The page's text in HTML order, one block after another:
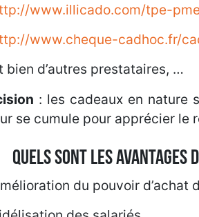
www.illicado.com/tpe-
www.cheque-cadhoc.fr/
bien d’autres prestataires, …
: les cadeaux en nature
se cumule pour apprécier le
SONT LES AVANTAGES
du pouvoir d’achat